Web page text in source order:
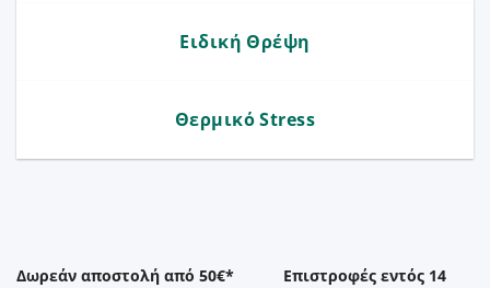
Ειδική Θρέψη
Θερμικό Stress
Δωρεάν αποστολή από 50€*
Επιστροφές εντός 14